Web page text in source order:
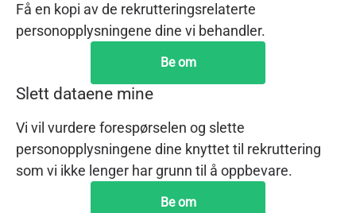
Få en kopi av de rekrutteringsrelaterte
personopplysningene dine vi behandler.
Be om
Slett dataene mine
Vi vil vurdere forespørselen og slette
personopplysningene dine knyttet til rekruttering
som vi ikke lenger har grunn til å oppbevare.
Be om